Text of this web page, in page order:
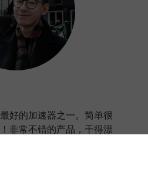
好的加速器之一。简单很
非常不错的产品，干得漂